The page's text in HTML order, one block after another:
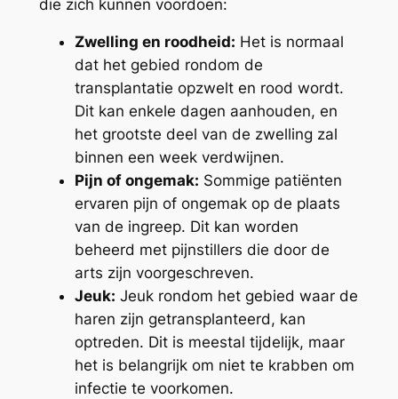
die zich kunnen voordoen:
Zwelling en roodheid: Het is normaal
dat het gebied rondom de
transplantatie opzwelt en rood wordt.
Dit kan enkele dagen aanhouden, en
het grootste deel van de zwelling zal
binnen een week verdwijnen.
Pijn of ongemak: Sommige patiënten
ervaren pijn of ongemak op de plaats
van de ingreep. Dit kan worden
beheerd met pijnstillers die door de
arts zijn voorgeschreven.
Jeuk: Jeuk rondom het gebied waar de
haren zijn getransplanteerd, kan
optreden. Dit is meestal tijdelijk, maar
het is belangrijk om niet te krabben om
infectie te voorkomen.